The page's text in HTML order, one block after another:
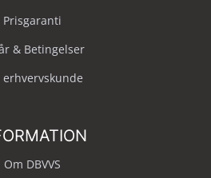
Prisgaranti
& Betingelser
erhvervskunde
Om DBVVS